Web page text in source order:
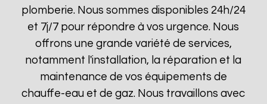
plomberie. Nous sommes disponibles 24h/24
et 7j/7 pour répondre à vos urgence. Nous
offrons une grande variété de services,
notamment l'installation, la réparation et la
maintenance de vos équipements de
chauffe-eau et de gaz. Nous travaillons avec